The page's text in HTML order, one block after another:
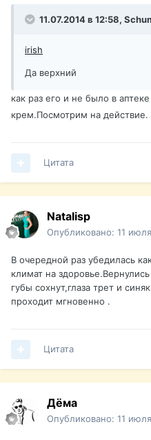
11.07.2014 в 12:58,
irish
Да верхний
как раз его и не было в аптеке
крем.Посмотрим на действие.
Цитата
Natalisp
Опубликовано: 11
В очередной раз убедилась
климат на
губы сохнут,глаза трет и
проходит мгновенно .
Цитата
Дёма
Опубликовано: 11